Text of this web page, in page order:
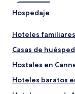
una
estancia
de
1
para
2
adultos.
Los
Hospedaje
Hoteles
Casas de
Hostales en
Hoteles baratos